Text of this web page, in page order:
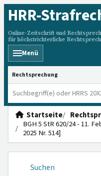
HRR-
Online-Zeitschrift und
für höchstrichterliche
Menü
HRRS durchsuchen
Startseite
BGH 5 StR 620/24 - 11.
2025 Nr. 514]
Suchen